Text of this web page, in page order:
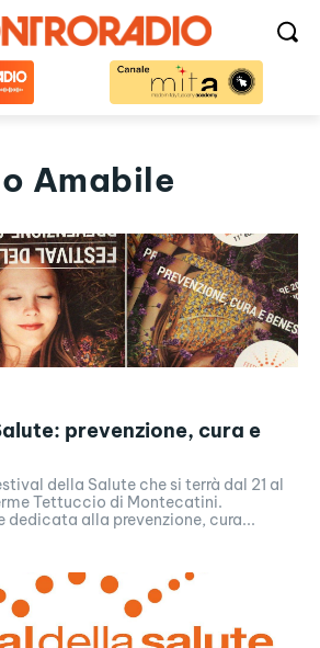
Amabile
prevenzione, cura e
della Salute che si terrà dal 21 al
Tettuccio di Montecatini.
dedicata alla prevenzione, cura...